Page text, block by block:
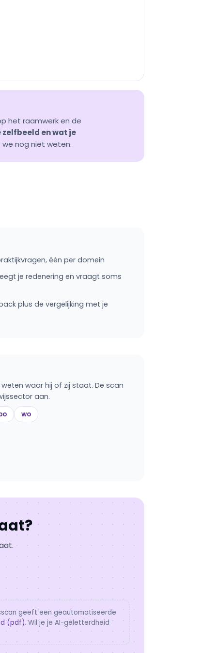
het raamwerk en de
zelfbeeld en wat je
nog niet weten.
één per domein
je redenering en vraagt soms
plus de vergelijking met je
waar hij of zij staat. De scan
aan.
wo
geeft een geautomatiseerde
(pdf). Wil je je AI-geletterdheid